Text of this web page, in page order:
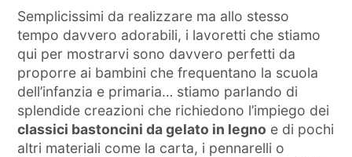
Semplicissimi da realizzare ma allo stesso
tempo davvero adorabili, i lavoretti che stiamo
qui per mostrarvi sono davvero perfetti da
proporre ai bambini che frequentano la scuola
dell’infanzia e primaria… stiamo parlando di
splendide creazioni che richiedono l’impiego dei
classici bastoncini da gelato in legno e di pochi
altri materiali come la carta, i pennarelli o